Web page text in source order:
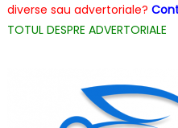
diverse sau advertoriale?
TOTUL DESPRE ADVERTORIALE